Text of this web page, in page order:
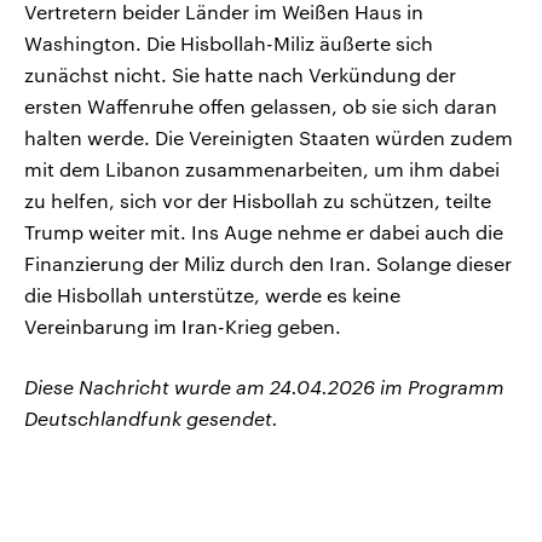
Vertretern beider Länder im Weißen Haus in
Washington. Die Hisbollah-Miliz äußerte sich
zunächst nicht. Sie hatte nach Verkündung der
ersten Waffenruhe offen gelassen, ob sie sich daran
halten werde. Die Vereinigten Staaten würden zudem
mit dem Libanon zusammenarbeiten, um ihm dabei
zu helfen, sich vor der Hisbollah zu schützen, teilte
Trump weiter mit. Ins Auge nehme er dabei auch die
Finanzierung der Miliz durch den Iran. Solange dieser
die Hisbollah unterstütze, werde es keine
Vereinbarung im Iran-Krieg geben.
Diese Nachricht wurde am 24.04.2026 im Programm
Deutschlandfunk gesendet.